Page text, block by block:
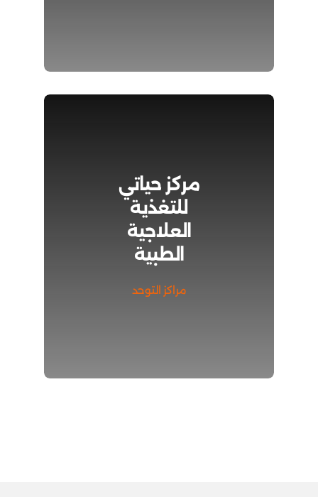
مركز حياتي
للتغذية
العلاجية
الطبية
مراكز التوحد